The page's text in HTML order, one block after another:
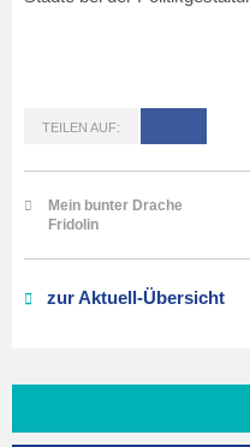
TEILEN AUF:
Mein bunter Drache
Fridolin
zur Aktuell-Übersicht